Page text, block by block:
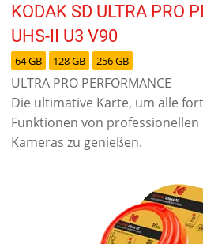
KODAK SD ULTRA PRO
UHS-II U3 V90
64 GB 128 GB 256 GB
ULTRA PRO PERFORMANCE
Die ultimative Karte, um alle
Funktionen von professionellen
Kameras zu genießen.